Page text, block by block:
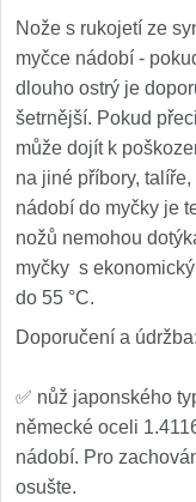
Nože s rukojetí ze
myčce nádobí -
dlouho ostrý je
šetrnější. Pokud
může dojít k
na jiné příbory,
nádobí do myčky je
nožů nemohou
myčky s
do 55 °C.
Doporučení a údržba:
✅ nůž japonského
německé oceli
nádobí. Pro
osušte.